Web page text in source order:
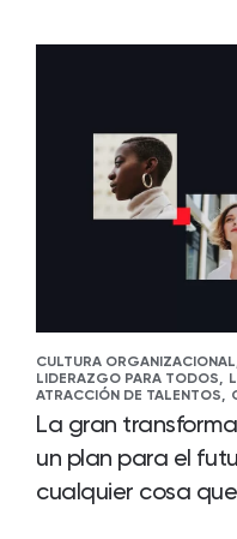
CULTURA
LIDERAZGO PARA TODOS,
ATRACCIÓN DE TALENTOS,
La gran
un plan para el
cualquier cosa